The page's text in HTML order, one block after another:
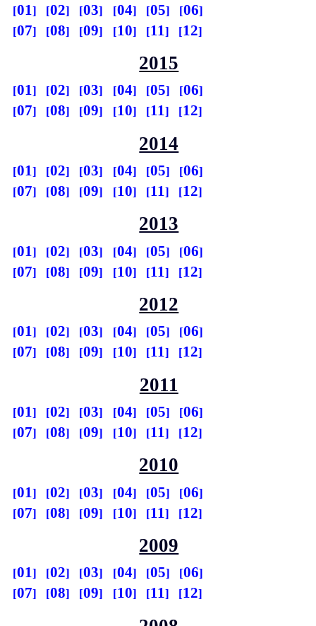
01 02 03 04 05
06
07
08 09 10 11 12
2015
01 02 03 04 05
06
07
08 09 10 11 12
2014
01 02 03 04 05
06
07
08 09 10 11 12
2013
01 02 03 04 05
06
07
08 09 10 11 12
2012
01 02 03 04 05
06
07
08 09 10 11 12
2011
01 02 03 04 05
06
07
08 09 10 11 12
2010
01 02 03 04 05
06
07
08 09 10 11 12
2009
01 02 03 04 05
06
07
08 09 10 11 12